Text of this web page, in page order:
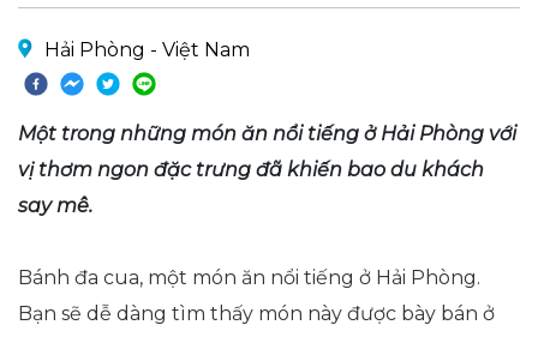
Hải Phòng - Việt Nam
Một trong những món ăn nổi tiếng ở Hải Phòng với
vị thơm ngon đặc trưng đã khiến bao du khách
say mê.
Bánh đa cua, một món ăn nổi tiếng ở Hải Phòng.
Bạn sẽ dễ dàng tìm thấy món này được bày bán ở